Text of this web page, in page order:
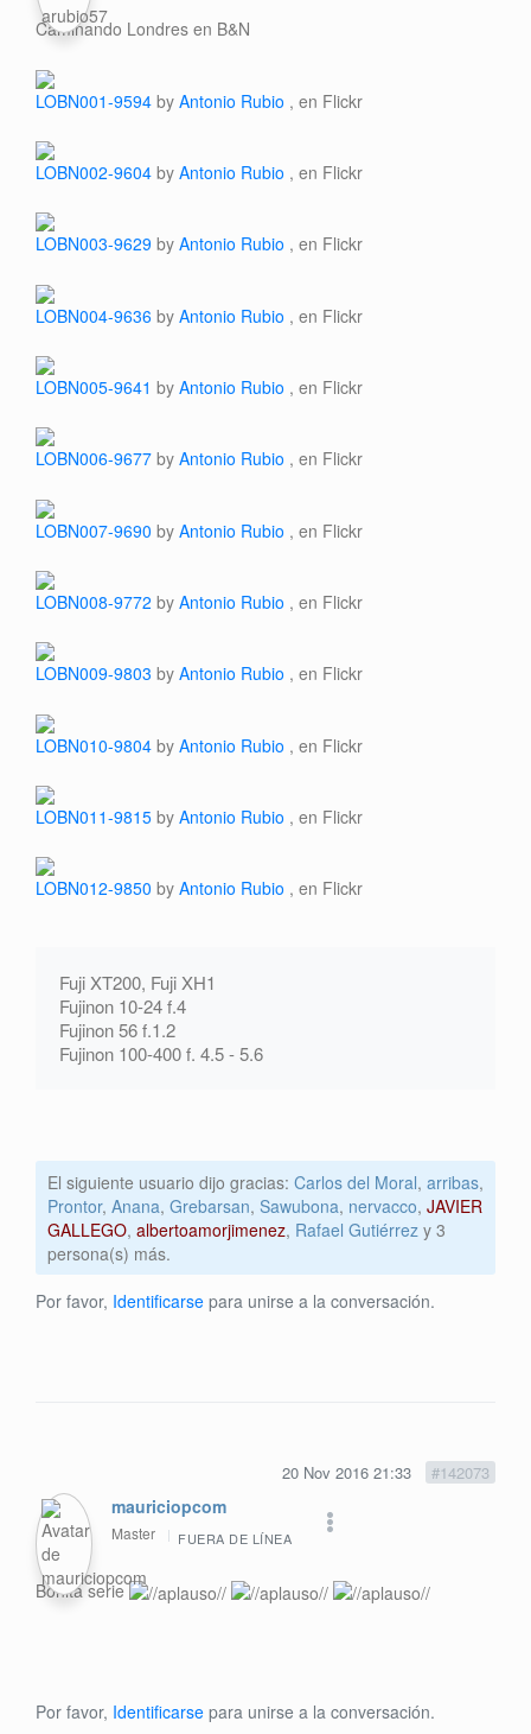
Caminando Londres en B&N
LOBN001-9594 by Antonio Rubio , en Flickr
LOBN002-9604 by Antonio Rubio , en Flickr
LOBN003-9629 by Antonio Rubio , en Flickr
LOBN004-9636 by Antonio Rubio , en Flickr
LOBN005-9641 by Antonio Rubio , en Flickr
LOBN006-9677 by Antonio Rubio , en Flickr
LOBN007-9690 by Antonio Rubio , en Flickr
LOBN008-9772 by Antonio Rubio , en Flickr
LOBN009-9803 by Antonio Rubio , en Flickr
LOBN010-9804 by Antonio Rubio , en Flickr
LOBN011-9815 by Antonio Rubio , en Flickr
LOBN012-9850 by Antonio Rubio , en Flickr
Fuji XT200, Fuji XH1
Fujinon 10-24 f.4
Fujinon 56 f.1.2
Fujinon 100-400 f. 4.5 - 5.6
El siguiente usuario dijo gracias: Carlos del Moral, arribas,
Prontor, Anana, Grebarsan, Sawubona, nervacco, JAVIER
GALLEGO, albertoamorjimenez, Rafael Gutiérrez y 3
persona(s) más.
Por favor, Identificarse para unirse a la conversación.
20 Nov 2016 21:33 #142073
mauriciopcom
Master FUERA DE LÍNEA
Bonita serie
Por favor, Identificarse para unirse a la conversación.